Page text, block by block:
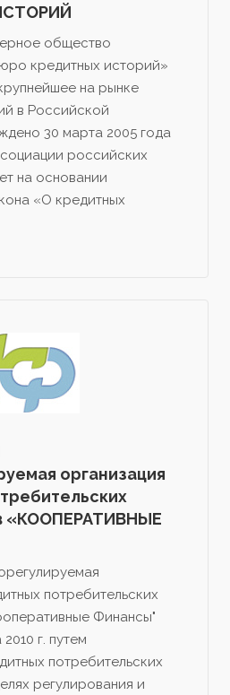
общество
кредитных историй»
на рынке
в Российской
30 марта 2005 года
российских
на основании
«О кредитных
организация
«КООПЕРАТИВНЫЕ
потребительских
Финансы"
г. путем
потребительских
регулирования и